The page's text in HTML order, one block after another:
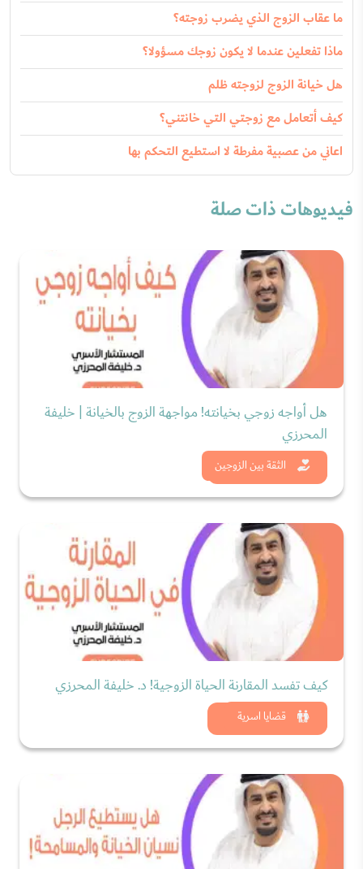
ما عقاب الزوج الذي يضرب زوجته؟
ماذا تفعلين عندما لا يكون زوجك مسؤولا؟
هل خيانة الزوج لزوجته ظلم
كيف أتعامل مع زوجتي التي خانتني؟
اعاني من عصبية مفرطة لا استطيع التحكم بها
فيديوهات ذات صلة
الثقة بين الزوجين
هل أواجه زوجي بخيانته! مواجهة الزوج بالخيانة | خليفة
المحرزي
شاهد الان
قضايا اسرية
كيف تفسد المقارنة الحياة الزوجية! د. خليفة المحرزي
شاهد الان